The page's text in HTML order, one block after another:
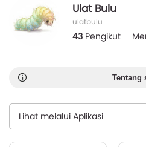
Ulat Bulu
ulatbulu
43 Pengikut
Tentang
Lihat melalui Aplikasi